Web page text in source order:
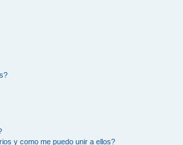
y como me puedo unir a ellos?